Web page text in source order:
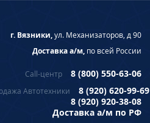
г. Вязники,ул. Механизаторов, д 90
Доставка а/м, по всей России
Call-центр 8 (800) 550-63-06
Автотехники
8 (920) 620-99-69
8 (920) 920-38-08
Доставка а/м по РФ